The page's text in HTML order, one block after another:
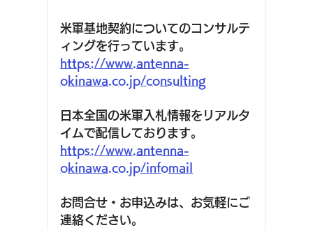
米軍基地契約についてのコンサルテ
ィングを行っています。
https://www.antenna-
okinawa.co.jp/consulting
日本全国の米軍入札情報をリアルタ
イムで配信しております。
https://www.antenna-
okinawa.co.jp/infomail
お問合せ・お申込みは、お気軽にご
連絡ください。